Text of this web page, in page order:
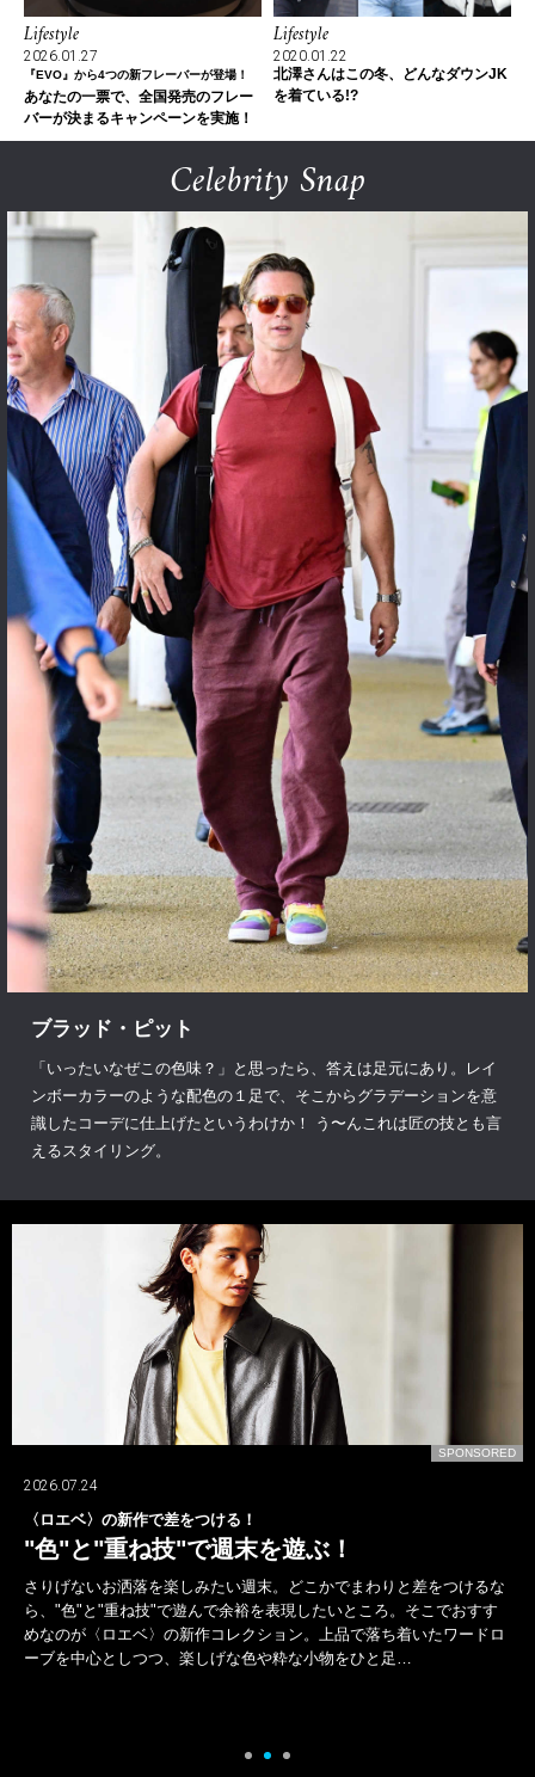
Lifestyle
2026.01.27
『EVO』から4つの新フレーバーが登場！
あなたの一票で、全国発売のフレー
バーが決まるキャンペーンを実施！
Lifestyle
2020.01.22
北澤さんはこの冬、どんなダウンJK
を着ている!?
Celebrity Snap
ブラッド・ピット
「いったいなぜこの色味？」と思ったら、答えは足元にあり。レイ
ンボーカラーのような配色の１足で、そこからグラデーションを意
識したコーデに仕上げたというわけか！ う〜んこれは匠の技とも言
えるスタイリング。
SPONSORED
2026.07.24
〈ロエベ〉の新作で差をつける！
"色"と"重ね技"で週末を遊ぶ！
さりげないお洒落を楽しみたい週末。どこかでまわりと差をつけるな
ら、"色"と"重ね技"で遊んで余裕を表現したいところ。そこでおすす
めなのが〈ロエベ〉の新作コレクション。上品で落ち着いたワードロ
ーブを中心としつつ、楽しげな色や粋な小物をひと足…